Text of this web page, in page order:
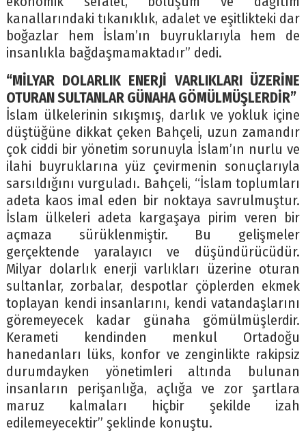
kanallarındaki tıkanıklık, adalet ve eşitlikteki dar
boğazlar hem İslam’ın buyruklarıyla hem de
insanlıkla bağdaşmamaktadır” dedi.
“MİLYAR DOLARLIK ENERJİ VARLIKLARI ÜZERİNE
OTURAN SULTANLAR GÜNAHA GÖMÜLMÜŞLERDİR”
İslam ülkelerinin sıkışmış, darlık ve yokluk içine
düştüğüne dikkat çeken Bahçeli, uzun zamandır
çok ciddi bir yönetim sorunuyla İslam’ın nurlu ve
ilahi buyruklarına yüz çevirmenin sonuçlarıyla
sarsıldığını vurguladı. Bahçeli, “İslam toplumları
adeta kaos imal eden bir noktaya savrulmuştur.
İslam ülkeleri adeta kargaşaya pirim veren bir
açmaza sürüklenmiştir. Bu gelişmeler
gerçektende yaralayıcı ve düşündürücüdür.
Milyar dolarlık enerji varlıkları üzerine oturan
sultanlar, zorbalar, despotlar çöplerden ekmek
toplayan kendi insanlarını, kendi vatandaşlarını
göremeyecek kadar günaha gömülmüşlerdir.
Kerameti kendinden menkul Ortadoğu
hanedanları lüks, konfor ve zenginlikte rakipsiz
durumdayken yönetimleri altında bulunan
insanların perişanlığa, açlığa ve zor şartlara
maruz kalmaları hiçbir şekilde izah
edilemeyecektir” şeklinde konuştu.